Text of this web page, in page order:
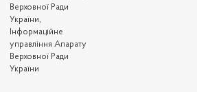
Верховної Ради
України,
Інформаційне
управління Апарату
Верховної Ради
України